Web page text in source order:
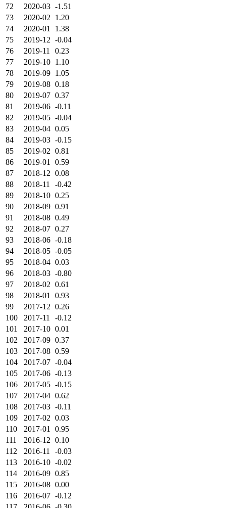
72
2020-03 -1.51
73
2020-02
1.20
74
2020-01
1.38
75
2019-12 -0.04
76
2019-11
0.23
77
2019-10 1.10
78
2019-09 1.05
79
2019-08 0.18
80
2019-07 0.37
81
2019-06 -0.11
82
2019-05 -0.04
83
2019-04 0.05
84
2019-03 -0.15
85
2019-02 0.81
86
2019-01
0.59
87
2018-12 0.08
88
2018-11
-0.42
89
2018-10 0.25
90
2018-09 0.91
91
2018-08 0.49
92
2018-07 0.27
93
2018-06 -0.18
94
2018-05 -0.05
95
2018-04 0.03
96
2018-03 -0.80
97
2018-02 0.61
98
2018-01
0.93
99
2017-12 0.26
100
2017-11
-0.12
101
2017-10 0.01
102
2017-09 0.37
103
2017-08 0.59
104
2017-07 -0.04
105
2017-06 -0.13
106
2017-05 -0.15
107
2017-04 0.62
108
2017-03 -0.11
109
2017-02 0.03
110
2017-01
0.95
111
2016-12 0.10
112
2016-11
-0.03
113
2016-10 -0.02
114
2016-09 0.85
115
2016-08 0.00
116
2016-07 -0.12